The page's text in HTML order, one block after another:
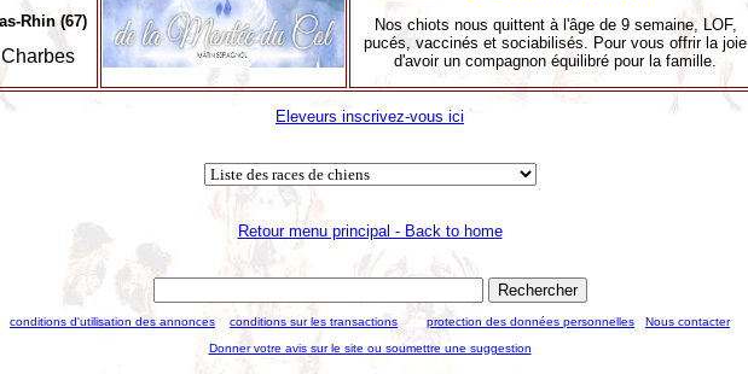
Rhin (67)
Charbes
Nos chiots nous quittent à l'âge de 9 semaine, LOF,
pucés, vaccinés et sociabilisés. Pour vous offrir la joie
d'avoir un compagnon équilibré pour la famille.
Eleveurs inscrivez-vous ici
Retour menu principal - Back to home
conditions d'utilisation des annonces conditions sur les transactions protection des données personnelles
Nous contacter
Donner votre avis sur le site ou soumettre une suggestion